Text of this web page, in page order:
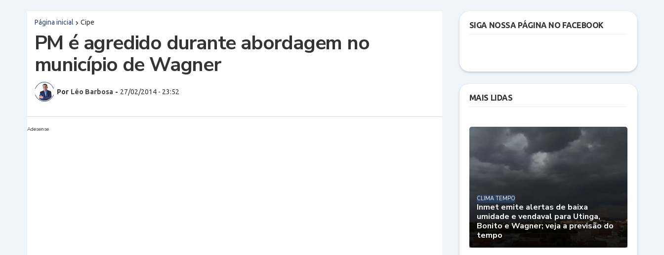
Página inicial Cipe
PM é agredido durante abordagem no
município de Wagner
Por Léo Barbosa - 27/02/2014 - 23:52
Adesense
SIGA NOSSA PÁGINA NO FACEBOOK
MAIS LIDAS
CLIMA TEMPO
Inmet emite alertas de baixa
umidade e vendaval para Utinga,
Bonito e Wagner; veja a previsão do
tempo